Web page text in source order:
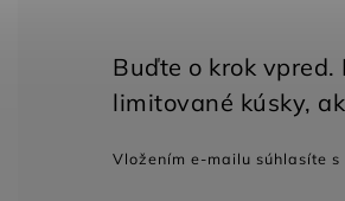
Vložením e-mailu súhlasíte s